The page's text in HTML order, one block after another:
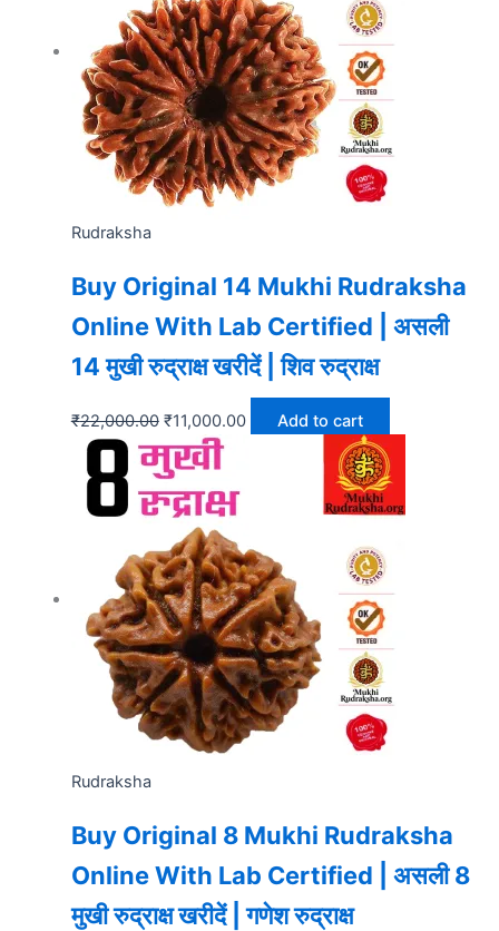
Rudraksha
Buy Original 14 Mukhi Rudraksha
Online With Lab Certified | असली
14 मुखी रुद्राक्ष खरीदें | शिव रुद्राक्ष
₹22,000.00 ₹11,000.00 Add to cart
Rudraksha
Buy Original 8 Mukhi Rudraksha
Online With Lab Certified | असली 8
मुखी रुद्राक्ष खरीदें | गणेश रुद्राक्ष